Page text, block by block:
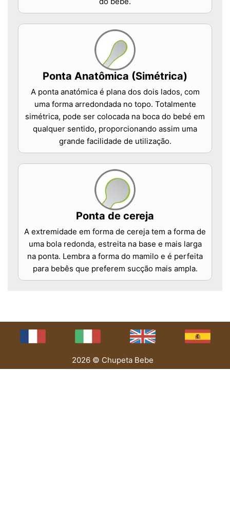
Ponta Anatômica (Simétrica)
A ponta anatómica é plana dos dois lados, com
uma forma arredondada no topo. Totalmente
simétrica, pode ser colocada na boca do bebé em
qualquer sentido, proporcionando assim uma
grande facilidade de utilização.
Ponta de cereja
A extremidade em forma de cereja tem a forma de
uma bola redonda, estreita na base e mais larga
na ponta. Lembra a forma do mamilo e é perfeita
para bebês que preferem sucção mais ampla.
2026 © Chupeta Bebe